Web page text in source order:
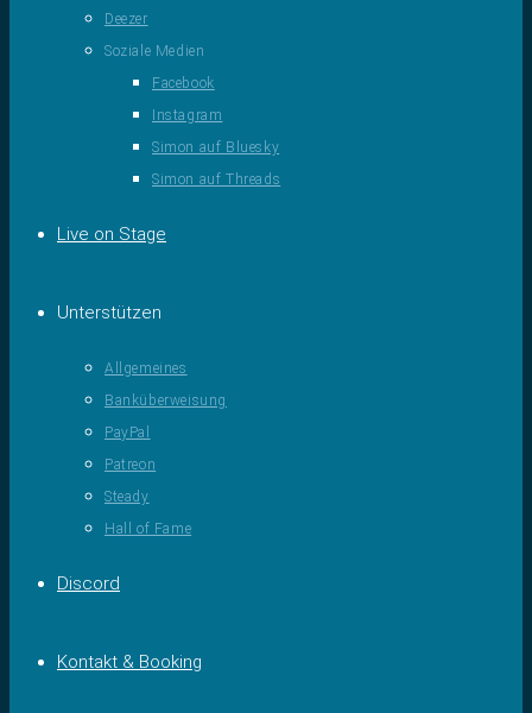
Deezer
Soziale Medien
Facebook
Instagram
Simon auf Bluesky
Simon auf Threads
Live on Stage
Unterstützen
Allgemeines
Banküberweisung
PayPal
Patreon
Steady
Hall of Fame
Discord
Kontakt & Booking